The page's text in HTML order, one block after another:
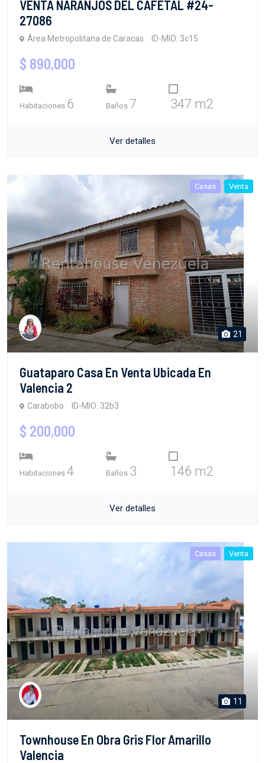
VENTA NARANJOS DEL CAFETAL #24-
27086
Área Metropolitana de Caracas ID-MIO: 3c15
$ 890,000
Habitaciones 6 Baños 7 347 m2
Ver detalles
Casas Venta
21
Guataparo Casa En Venta Ubicada En
Valencia 2
Carabobo ID-MIO: 32b3
$ 200,000
Habitaciones 4 Baños 3 146 m2
Ver detalles
Casas Venta
11
Townhouse En Obra Gris Flor Amarillo
Valencia